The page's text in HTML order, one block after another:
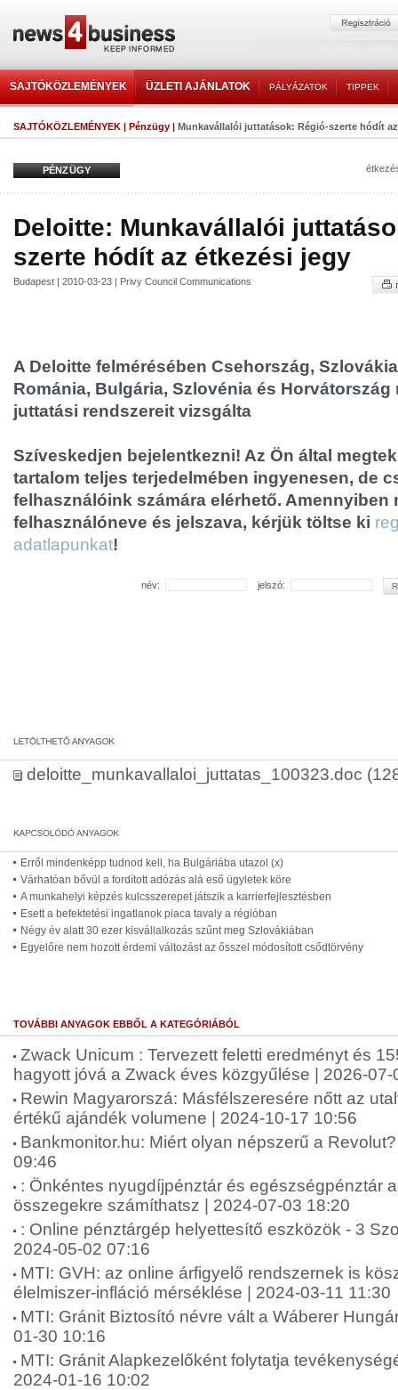
SAJTÓKÖZLEMÉNYEK ÜZLETI AJÁNLATOK PÁLYÁZATOK TIPPEK
SAJTÓKÖZLEMÉNYEK | Pénzügy | Munkavállalói juttatások: Régió-szerte hódít
PÉNZÜGY
Deloitte: Munkavállalói
szerte hódít az étkezési jegy
Budapest | 2010-03-23 | Privy Council Communications
A Deloitte felmérésében Csehország,
Románia, Bulgária, Szlovénia és
juttatási rendszereit vizsgálta
Szíveskedjen bejelentkezni! Az Ön által
tartalom teljes terjedelmében ingyenesen, de
felhasználóink számára elérhető. Amennyiben
felhasználóneve és jelszava, kérjük töltse ki
adatlapunkat!
név: jelszó:
deloitte_munkavallaloi_juttatas_100323.doc
Erről mindenképp tudnod kell, ha Bulgáriába utazol (x)
Várhatóan bővül a fordított adózás alá eső ügyletek köre
A munkahelyi képzés kulcsszerepet játszik a karrierfejlesztésben
Esett a befektetési ingatlanok piaca tavaly a régióban
Négy év alatt 30 ezer kisvállalkozás szűnt meg Szlovákiában
Egyelőre nem hozott érdemi változást az ősszel módosított csődtörvény
TOVÁBBI ANYAGOK EBBŐL A KATEGÓRIÁBÓL
Zwack Unicum : Tervezett feletti eredményt és
hagyott jóvá a Zwack éves közgyűlése | 2026-07-
Rewin Magyarorszá: Másfélszeresére nőtt az
értékű ajándék volumene | 2024-10-17 10:56
Bankmonitor.hu: Miért olyan népszerű a
09:46
: Önkéntes nyugdíjpénztár és egészségpénztár
összegekre számíthatsz | 2024-07-03 18:20
: Online pénztárgép helyettesítő eszközök - 3
2024-05-02 07:16
MTI: GVH: az online árfigyelő rendszernek is
élelmiszer-infláció mérséklése | 2024-03-11 11:30
MTI: Gránit Biztosító névre vált a Wáberer
01-30 10:16
MTI: Gránit Alapkezelőként folytatja
2024-01-16 10:02